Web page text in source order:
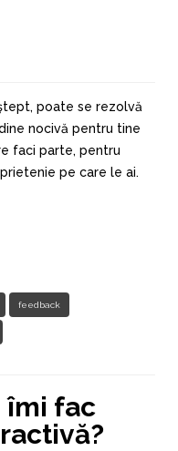
poate se rezolvă
nocivă pentru tine
faci parte, pentru
pe care le ai.
feedback
îmi fac